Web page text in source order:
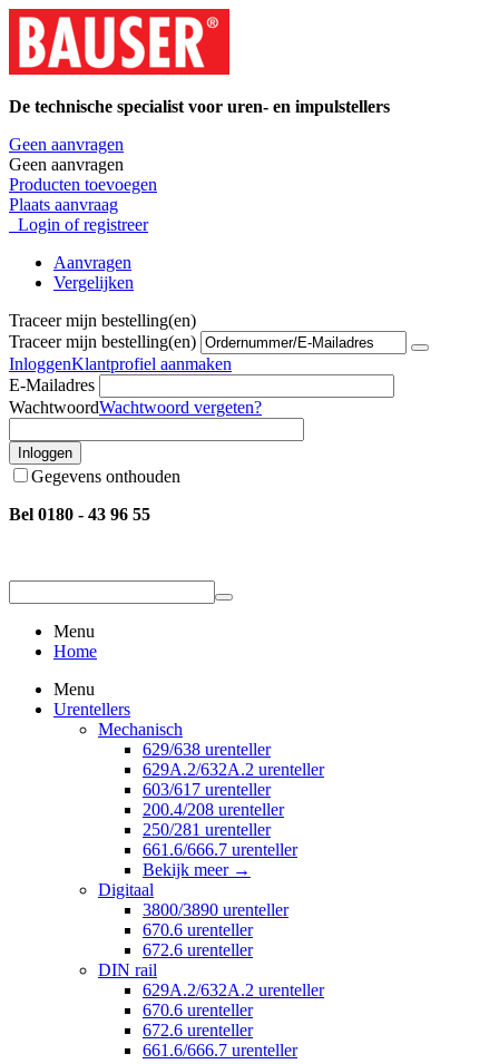
De technische specialist voor uren- en impulstellers
Geen aanvragen
Geen aanvragen
Producten toevoegen
Plaats aanvraag
Login of registreer
Aanvragen
Vergelijken
Traceer mijn bestelling(en)
Traceer mijn bestelling(en)
InloggenKlantprofiel aanmaken
E-Mailadres
WachtwoordWachtwoord vergeten?
Inloggen
Gegevens onthouden
Bel 0180 - 43 96 55
Menu
Home
Menu
Urentellers
Mechanisch
629/638 urenteller
629A.2/632A.2 urenteller
603/617 urenteller
200.4/208 urenteller
250/281 urenteller
661.6/666.7 urenteller
Bekijk meer →
Digitaal
3800/3890 urenteller
670.6 urenteller
672.6 urenteller
DIN rail
629A.2/632A.2 urenteller
670.6 urenteller
672.6 urenteller
661.6/666.7 urenteller